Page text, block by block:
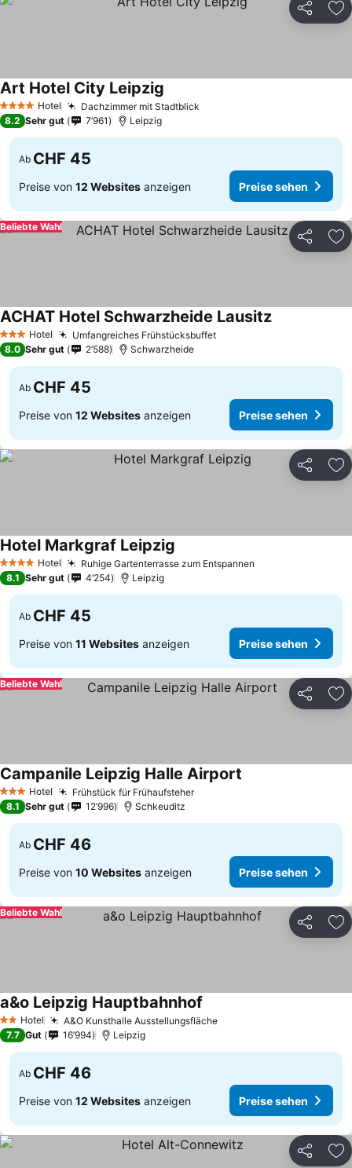
Teilen
4 Sterne Hotel Dachzimmer mit Stadtblick
Art Hotel City Leipzig
8.2 Sehr gut 7’961 Leipzig
Ab CHF 45
Preise von 12 Websites anzeigen Preise sehen
Teilen
Beliebte Wahl
3 SterneHotel Umfangreiches Frühstücksbuffet
ACHAT Hotel Schwarzheide Lausitz
8.0 Sehr gut 2’588 Schwarzheide
Ab CHF 45
Preise von 12 Websites anzeigen Preise sehen
Teilen
4 Sterne Hotel Ruhige Gartenterrasse zum Entspannen
Hotel Markgraf Leipzig
8.1 Sehr gut 4’254 Leipzig
Ab CHF 45
Preise von 11 Websites anzeigen Preise sehen
Teilen
Beliebte Wahl
3 SterneHotel Frühstück für Frühaufsteher
Campanile Leipzig Halle Airport
8.1 Sehr gut 12’996 Schkeuditz
Ab CHF 46
Preise von 10 Websites anzeigen Preise sehen
Teilen
Beliebte Wahl
2 Sterne
Hotel A&O Kunsthalle Ausstellungsfläche
a&o Leipzig Hauptbahnhof
7.7 Gut 16’994 Leipzig
Ab CHF 46
Preise von 12 Websites anzeigen Preise sehen
Teilen